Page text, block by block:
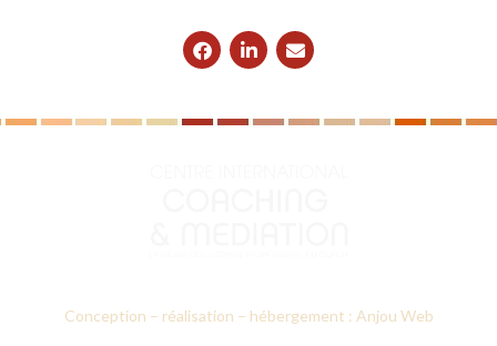
Conception – réalisation – hébergement : Anjou Web